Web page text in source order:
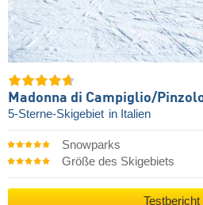
Madonna di Campiglio/​
5-Sterne-Skigebiet in Italien
Snowparks
Größe des Skigebiets
Testbericht